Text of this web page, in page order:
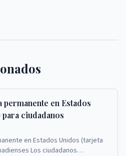
en Estados
ciudadanos
en Estados Unidos (tarjeta
Los ciudadanos